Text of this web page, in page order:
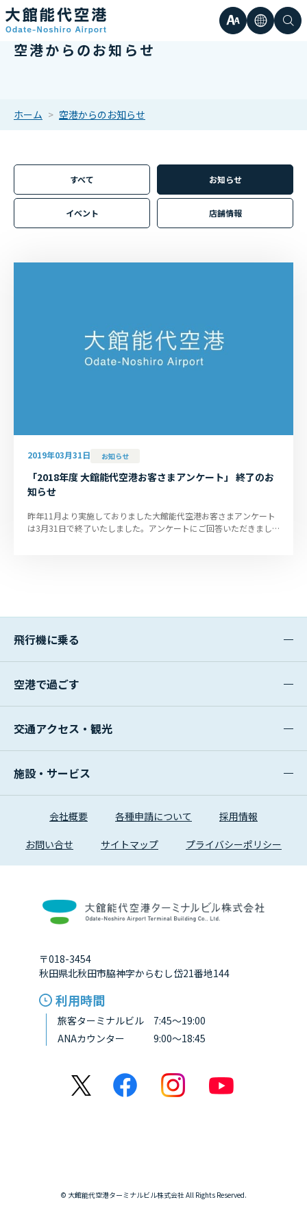
文
イ
ズ
言検
空港からのお知らせ
ホーム 空港からのお知らせ
すべて お知らせ
イベント 店舗情報
2019年03月31日 お知らせ
「2018年度 大館能代空港お客さまアンケート」 終了のお
知らせ
昨年11月より実施しておりました大館能代空港お客さまアンケート
は3月31日で終了いたしました。アンケートにご回答いただきまし
飛行機に乗る
空港で過ごす
交通アクセス・観光
施設・サービス
会社概要 各種申請について 採用情報
お問い合せ サイトマップ プライバシーポリシー
〒018-3454
秋田県北秋田市脇神字からむし岱21番地144
利用時間
旅客ターミナルビル 7:45～19:00
ANAカウンター 9:00～18:45
© 大館能代空港ターミナルビル株式会社 All Rights Reserved.